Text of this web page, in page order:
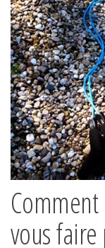
vous faire